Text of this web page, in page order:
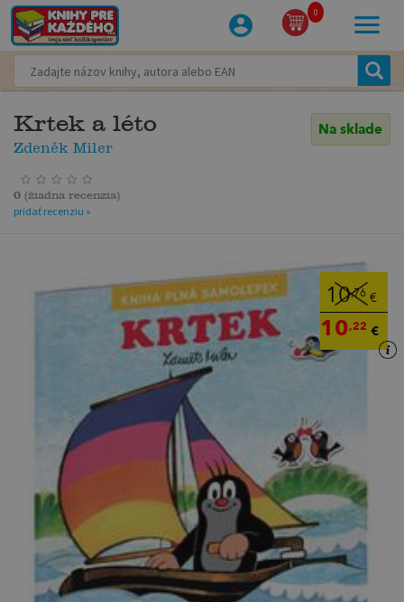
0
Krtek a léto
Zdeněk Miler
Na sklade
0 (žiadna recenzia)
pridať recenziu »
10,76 €
10,22 €